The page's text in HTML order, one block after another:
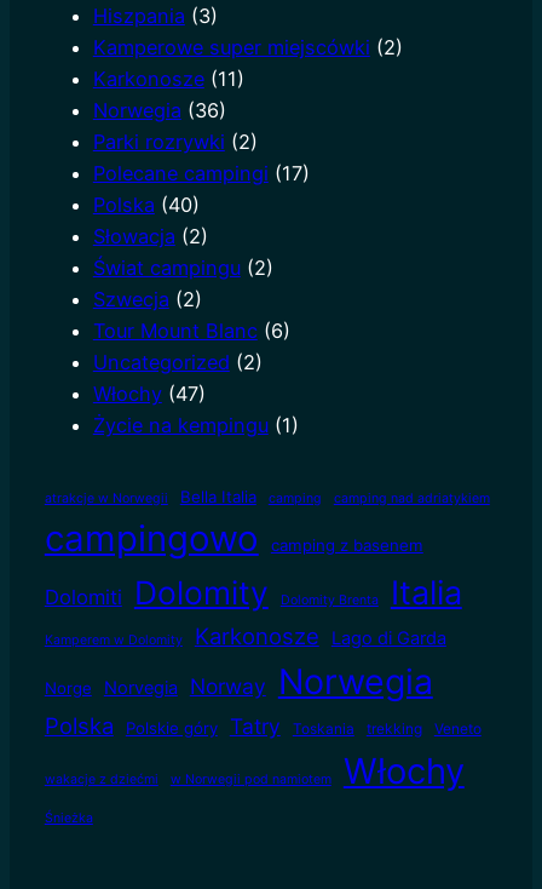
Hiszpania (3)
Kamperowe super miejscówki (2)
Karkonosze(11)
Norwegia (36)
Parki rozrywki (2)
Polecane campingi (17)
Polska (40)
Słowacja (2)
Świat campingu(2)
Szwecja (2)
Tour Mount Blanc(6)
Uncategorized (2)
Włochy(47)
Życie na kempingu(1)
atrakcje w Norwegii Bella Italia camping camping nad adriatykiem
campingowo camping z basenem
Dolomiti Dolomity Dolomity Brenta Italia
Kamperem w Dolomity Karkonosze Lago di Garda
Norge Norvegia Norway Norwegia
Polska Polskie góry Tatry Toskania trekking Veneto
wakacje z dziećmi w Norwegii pod namiotem Włochy
Śnieżka